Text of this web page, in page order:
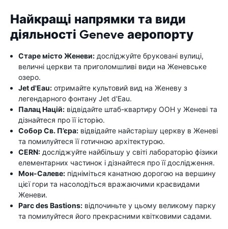
Найкращі напрямки та види
діяльності Geneve аеропорту
Старе місто Женеви: досліджуйте бруковані вулиці,
величні церкви та приголомшливі види на Женевське
озеро.
Jet d'Eau: отримайте культовий вид на Женеву з
легендарного фонтану Jet d'Eau.
Палац Націй: відвідайте штаб-квартиру ООН у Женеві та
дізнайтеся про її історію.
Собор Св. П’єра: відвідайте найстарішу церкву в Женеві
та помилуйтеся її готичною архітектурою.
CERN: досліджуйте найбільшу у світі лабораторію фізики
елементарних частинок і дізнайтеся про її дослідження.
Мон-Салеве: підніміться канатною дорогою на вершину
цієї гори та насолодіться вражаючими краєвидами
Женеви.
Parc des Bastions: відпочиньте у цьому великому парку
та помилуйтеся його прекрасними квітковими садами.